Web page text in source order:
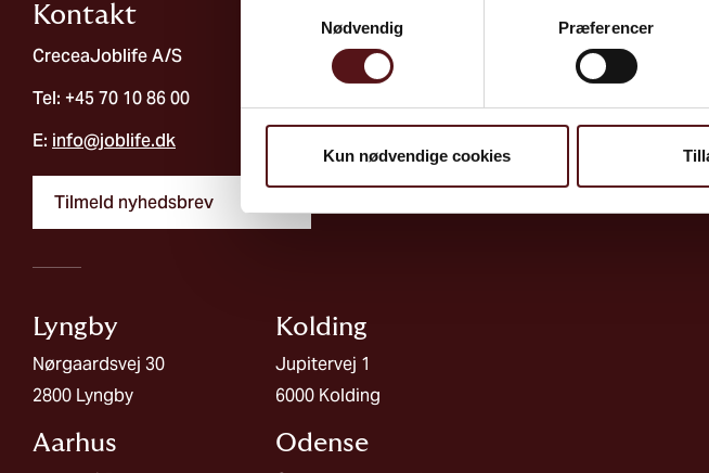
Nødvendig
Præferencer
Kun nødvendige cookies
Kontakt
CreceaJoblife A/S
Tel: +45 70 10 86 00
E: info@joblife.dk
Tilmeld nyhedsbrev
Lyngby
Nørgaardsvej 30
2800 Lyngby
Aarhus
Kolding​
Jupitervej 1
6000 Kolding
Odense